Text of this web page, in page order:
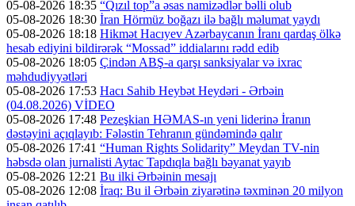
05-08-2026 18:35 “Qızıl top”a əsas namizədlər bəlli olub
05-08-2026 18:30 İran Hörmüz boğazı ilə bağlı məlumat yaydı
05-08-2026 18:18 Hikmət Hacıyev Azərbaycanın İranı qardaş ölkə
hesab ediyini bildirərək “Mossad” iddialarını rədd edib
05-08-2026 18:05 Çindən ABŞ-a qarşı sanksiyalar və ixrac
məhdudiyyətləri
05-08-2026 17:53 Hacı Sahib Heybət Heydəri - Ərbəin
(04.08.2026) VİDEO
05-08-2026 17:48 Pezeşkian HƏMAS-ın yeni liderinə İranın
dəstəyini açıqlayıb: Fələstin Tehranın gündəmində qalır
05-08-2026 17:41 “Human Rights Solidarity” Meydan TV-nin
həbsdə olan jurnalisti Aytac Tapdıqla bağlı bəyanat yayıb
05-08-2026 12:21 Bu ilki Ərbəinin mesajı
05-08-2026 12:08 İraq: Bu il Ərbəin ziyarətinə təxminən 20 milyon